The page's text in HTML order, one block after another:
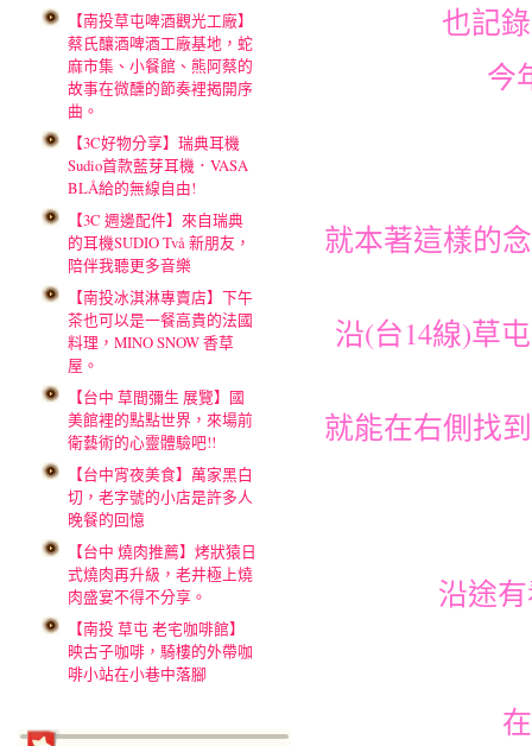
【南投草屯啤酒觀光工廠】
蔡氏釀酒啤酒工廠基地，蛇
麻市集、小餐館、熊阿蔡的
故事在微醺的節奏裡揭開序
曲。
【3C好物分享】瑞典耳機
Sudio首款藍芽耳機．VASA
BLÅ給的無線自由!
【3C 週邊配件】來自瑞典
的耳機SUDIO Två 新朋友，
陪伴我聽更多音樂
【南投冰淇淋專賣店】下午
茶也可以是一餐高貴的法國
料理，MINO SNOW 香草
屋。
【台中 草間彌生 展覽】國
美館裡的點點世界，來場前
衛藝術的心靈體驗吧!!
【台中宵夜美食】萬家黑白
切，老字號的小店是許多人
晚餐的回憶
【台中 燒肉推薦】烤狀猿日
式燒肉再升級，老井極上燒
肉盛宴不得不分享。
【南投 草屯 老宅咖啡館】
映古子咖啡，騎樓的外帶咖
啡小站在小巷中落腳
也記
今
就本著這樣的
沿(台14線)草
就能在右側找
沿途